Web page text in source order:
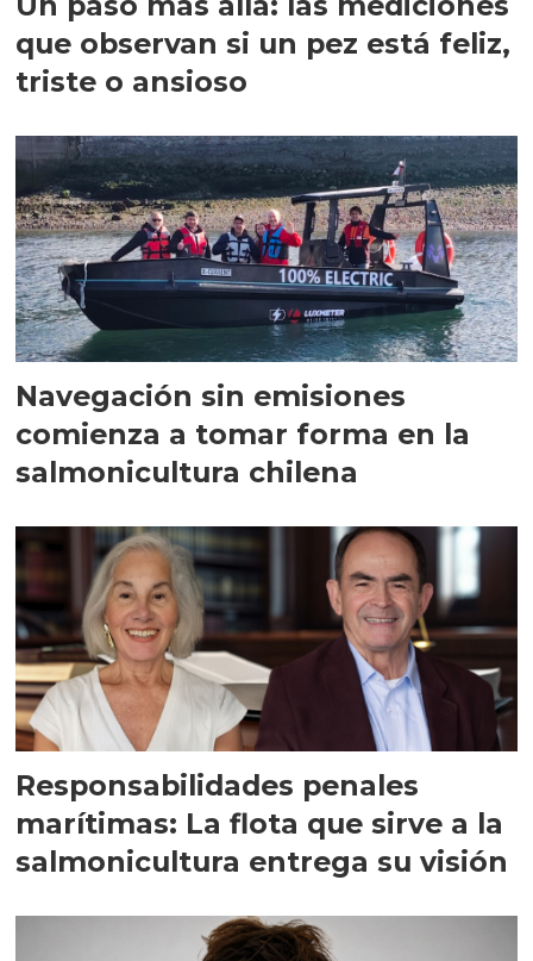
que observan si un pez está feliz,
triste o ansioso
Navegación sin emisiones
comienza a tomar forma en la
salmonicultura chilena
Responsabilidades penales
marítimas: La flota que sirve a la
salmonicultura entrega su visión